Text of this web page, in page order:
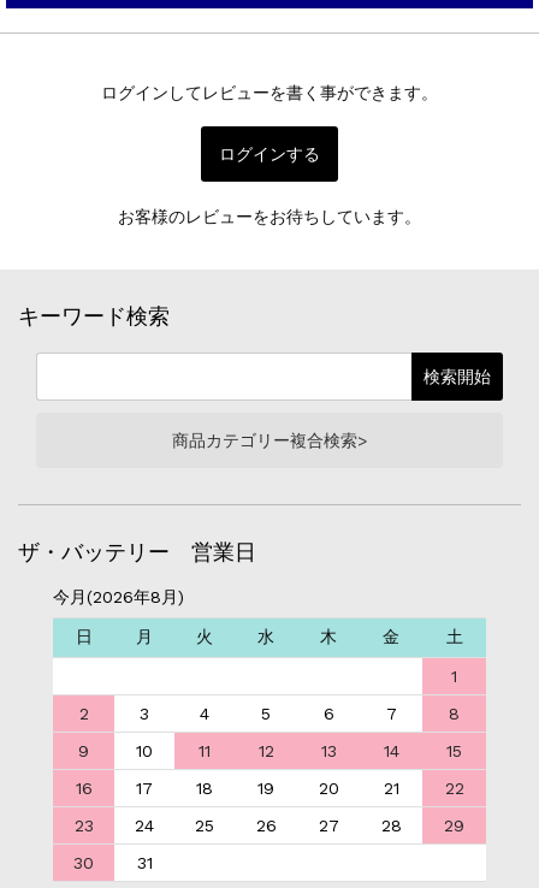
ログインしてレビューを書く事ができます。
ログインする
お客様のレビューをお待ちしています。
キーワード検索
商品カテゴリー複合検索>
ザ・バッテリー 営業日
今月(2026年8月)
日 月 火 水 木 金 土
1
2
3 4 5 6 7
8
9
10 11 12 13 14
15
16
17 18 19 20 21
22
23
24 25 26 27 28
29
30
31